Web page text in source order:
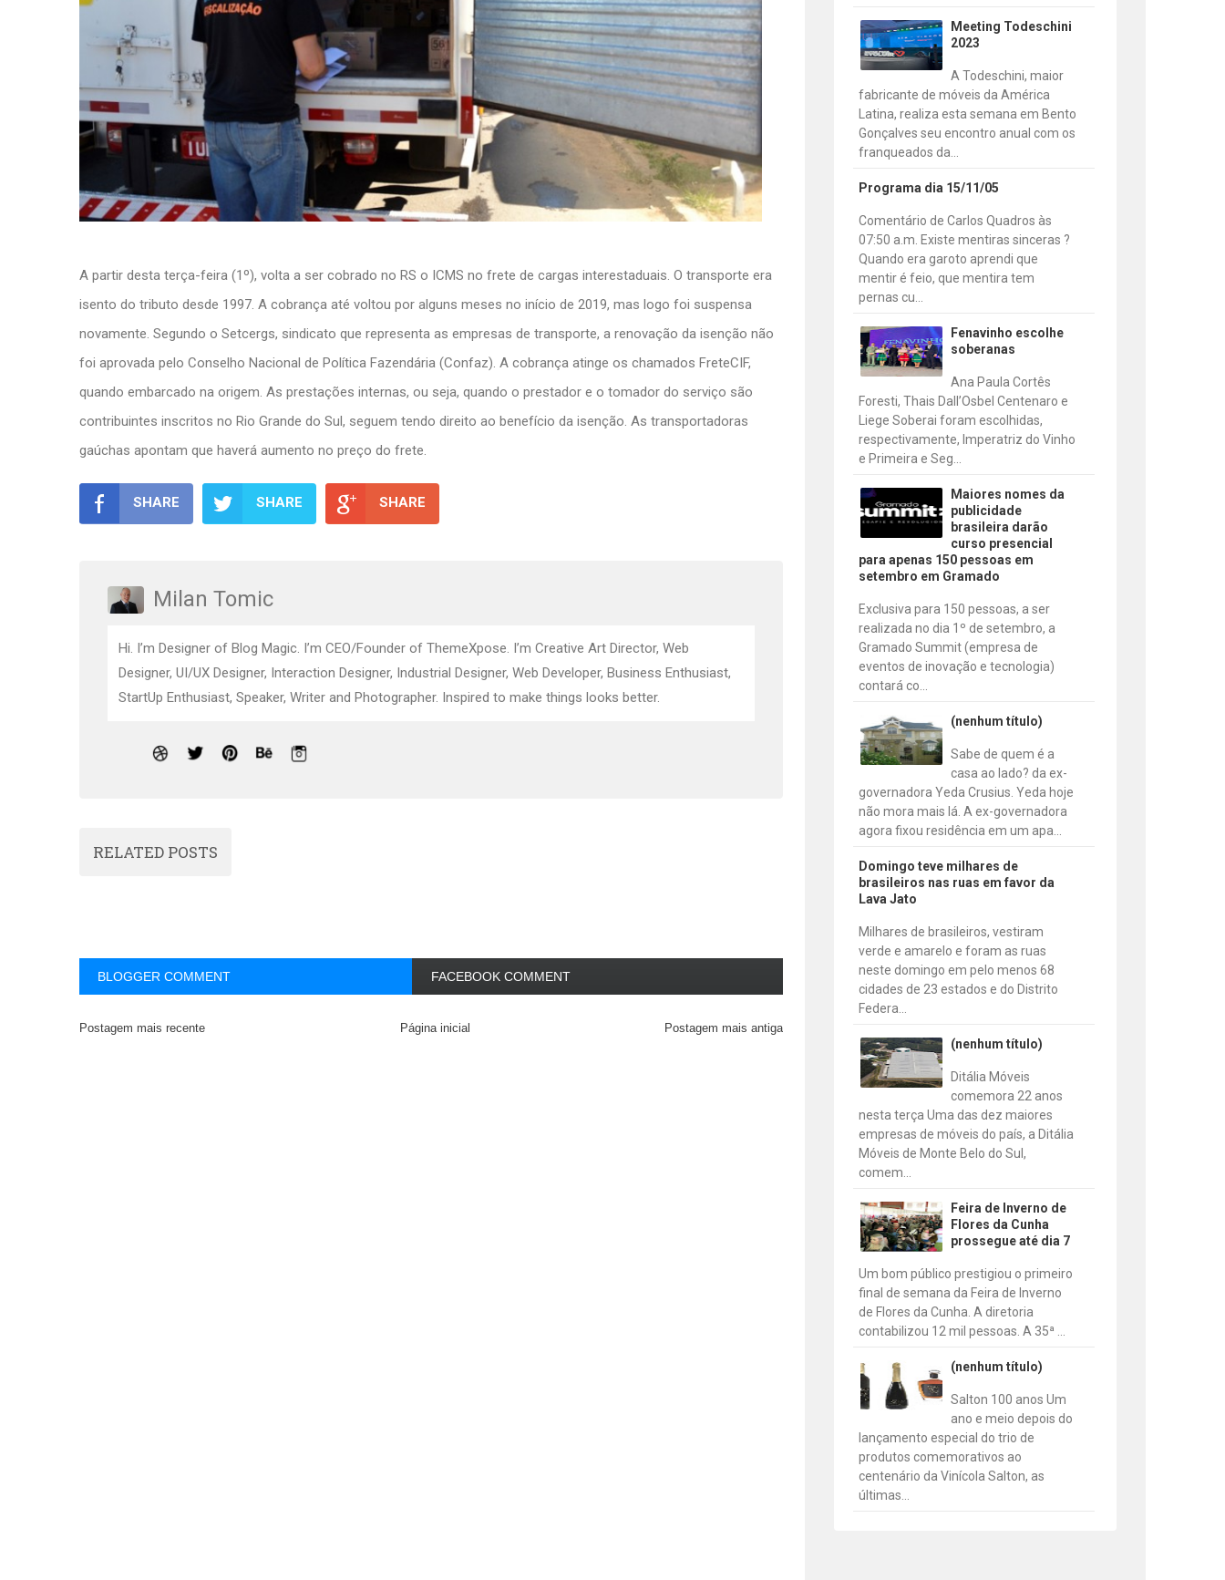
A partir desta terça-feira (1º), volta a ser cobrado no RS o ICMS no frete de cargas interestaduais. O transporte era
isento do tributo desde 1997. A cobrança até voltou por alguns meses no início de 2019, mas logo foi suspensa
novamente. Segundo o Setcergs, sindicato que representa as empresas de transporte, a renovação da isenção não
foi aprovada pelo Conselho Nacional de Política Fazendária (Confaz). A cobrança atinge os chamados FreteCIF,
quando embarcado na origem. As prestações internas, ou seja, quando o prestador e o tomador do serviço são
contribuintes inscritos no Rio Grande do Sul, seguem tendo direito ao benefício da isenção. As transportadoras
gaúchas apontam que haverá aumento no preço do frete.
SHARE SHARE SHARE
Milan Tomic
Hi. I’m Designer of Blog Magic. I’m CEO/Founder of ThemeXpose. I’m Creative Art Director, Web
Designer, UI/UX Designer, Interaction Designer, Industrial Designer, Web Developer, Business Enthusiast,
StartUp Enthusiast, Speaker, Writer and Photographer. Inspired to make things looks better.
RELATED POSTS
BLOGGER COMMENT FACEBOOK COMMENT
Postagem mais recente Postagem mais antiga
Página inicial
Meeting Todeschini
2023
A Todeschini, maior
fabricante de móveis da América
Latina, realiza esta semana em Bento
Gonçalves seu encontro anual com os
franqueados da...
Programa dia 15/11/05
Comentário de Carlos Quadros às
07:50 a.m. Existe mentiras sinceras ?
Quando era garoto aprendi que
mentir é feio, que mentira tem
pernas cu...
Fenavinho escolhe
soberanas
Ana Paula Cortês
Foresti, Thais Dall’Osbel Centenaro e
Liege Soberai foram escolhidas,
respectivamente, Imperatriz do Vinho
e Primeira e Seg...
Maiores nomes da
publicidade
brasileira darão
curso presencial
para apenas 150 pessoas em
setembro em Gramado
Exclusiva para 150 pessoas, a ser
realizada no dia 1º de setembro, a
Gramado Summit (empresa de
eventos de inovação e tecnologia)
contará co...
(nenhum título)
Sabe de quem é a
casa ao lado? da ex-
governadora Yeda Crusius. Yeda hoje
não mora mais lá. A ex-governadora
agora fixou residência em um apa...
Domingo teve milhares de
brasileiros nas ruas em favor da
Lava Jato
Milhares de brasileiros, vestiram
verde e amarelo e foram as ruas
neste domingo em pelo menos 68
cidades de 23 estados e do Distrito
Federa...
(nenhum título)
Ditália Móveis
comemora 22 anos
nesta terça Uma das dez maiores
empresas de móveis do país, a Ditália
Móveis de Monte Belo do Sul,
comem...
Feira de Inverno de
Flores da Cunha
prossegue até dia 7
Um bom público prestigiou o primeiro
final de semana da Feira de Inverno
de Flores da Cunha. A diretoria
contabilizou 12 mil pessoas. A 35ª ...
(nenhum título)
Salton 100 anos Um
ano e meio depois do
lançamento especial do trio de
produtos comemorativos ao
centenário da Vinícola Salton, as
últimas...